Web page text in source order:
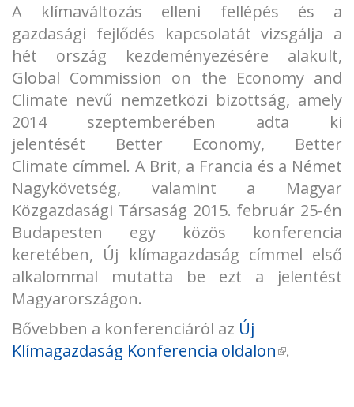
A klímaváltozás elleni fellépés és a
gazdasági fejlődés kapcsolatát vizsgálja a
hét ország kezdeményezésére alakult,
Global Commission on the Economy and
Climate nevű nemzetközi bizottság, amely
2014 szeptemberében adta ki
jelentését Better Economy, Better
Climate címmel. A Brit, a Francia és a Német
Nagykövetség, valamint a Magyar
Közgazdasági Társaság 2015. február 25-én
Budapesten egy közös konferencia
keretében, Új klímagazdaság címmel első
alkalommal mutatta be ezt a jelentést
Magyarországon.
Bővebben a konferenciáról az Új
Klímagazdaság Konferencia oldalon(link is
.